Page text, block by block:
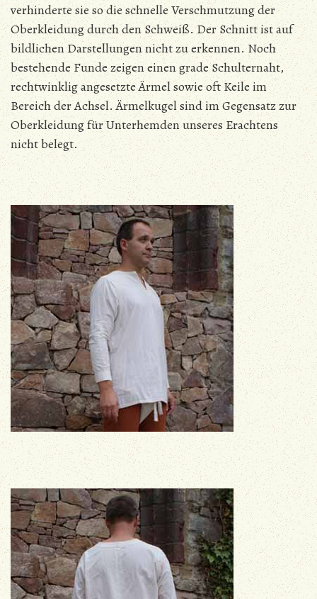
verhinderte sie so die schnelle Verschmutzung der
Oberkleidung durch den Schweiß.Der Schnitt ist auf
bildlichen Darstellungen nicht zu erkennen. Noch
bestehende Funde zeigen einen grade Schulternaht,
rechtwinklig angesetzte Ärmel sowie oft Keile im
Bereich der Achsel. Ärmelkugel sind im Gegensatz zur
Oberkleidung für Unterhemden unseres Erachtens
nicht belegt.